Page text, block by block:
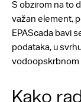
S obzirom na to
važan element,
EPAScada bavi
podataka, u
vodoopskrbnom
Kako